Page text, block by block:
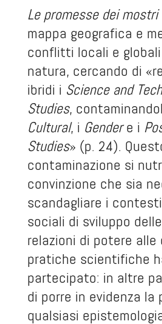
Le promesse dei mostri
mappa geografica e
conflitti locali e
natura, cercando di
ibridi i Science and
Studies,
Cultural, i Gendere i
Studies» (p. 24).
contaminazione si
convinzione che sia
scandagliare i
sociali di sviluppo
relazioni di potere alle
pratiche scientifiche
partecipato: in altre
di porre in evidenza
qualsiasi